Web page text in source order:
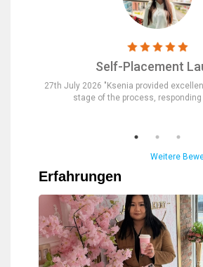
Self-Placement
27th July 2026 "Ksenia provided
stage of the process,
Weitere
Erfahrungen